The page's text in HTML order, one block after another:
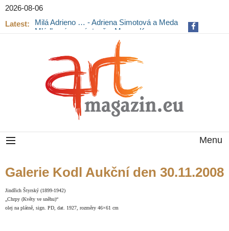
2026-08-06
Latest:
Milá Adrieno … - Adriena Šimotová a Meda
Mládková na výstavě v Museu Kampa
Výstava Fragmenty paměti na Pražském
hradě končí
Menu
Galerie Kodl Aukční den 30.11.2008
Jindřich Štyrský (1899-1942)
„Chrpy (Květy ve sněhu)“
olej na plátně, sign. PD, dat. 1927, rozměry 46×61 cm